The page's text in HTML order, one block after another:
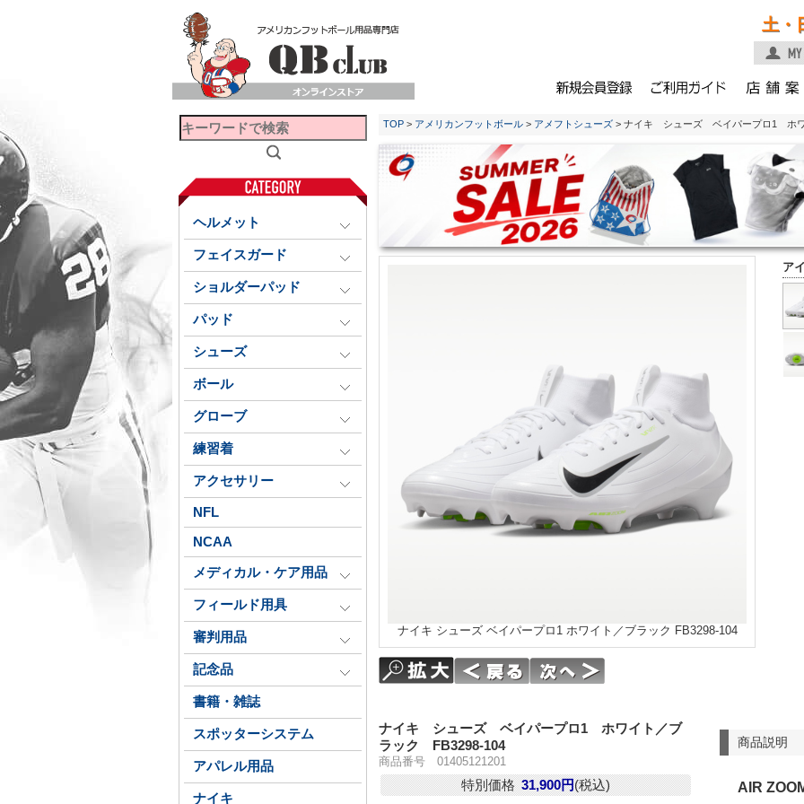
土・
ヘルメット
フェイスガード
ショルダーパッド
パッド
シューズ
ボール
グローブ
練習着
アクセサリー
NFL
NCAA
メディカル・ケア用品
フィールド用具
審判用品
記念品
書籍・雑誌
スポッターシステム
アパレル用品
ナイキ
TOP > アメリカンフットボール > アメフトシューズ > ナイキ シューズ ベイパープロ1 ホ
ア
ナイキ シューズ ベイパープロ1 ホワイト／ブラック FB3298-104
商品説明
AIR
ナイキ シューズ ベイパープロ1 ホワイト／ブ
ラック FB3298-104
商品番号 01405121201
特別価格 31,900円(税込)